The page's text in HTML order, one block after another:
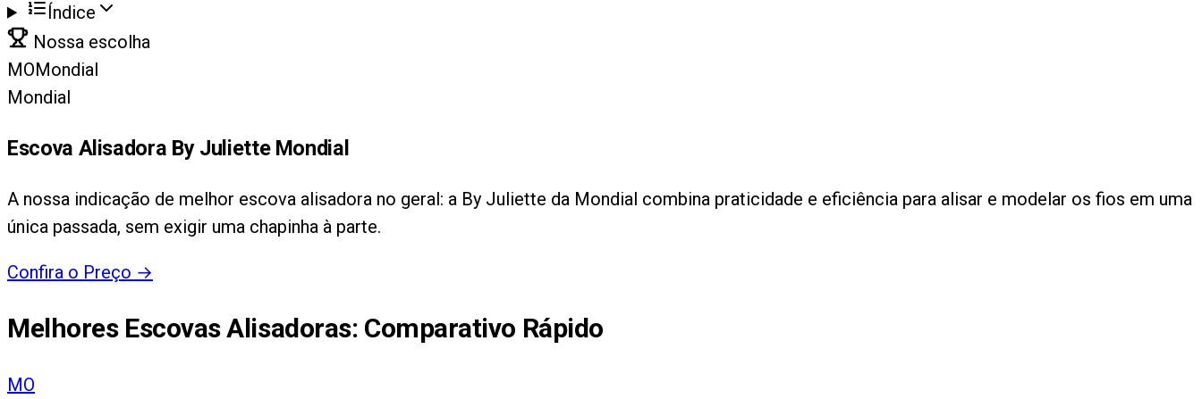
Índice
Nossa escolha
MOMondial
Mondial
Escova Alisadora By Juliette Mondial
A nossa indicação de melhor escova alisadora no geral: a By Juliette da Mondial combina praticidade e eficiência para alisar e modelar os fios em uma
única passada, sem exigir uma chapinha à parte.
Confira o Preço →
Melhores Escovas Alisadoras: Comparativo Rápido
MO